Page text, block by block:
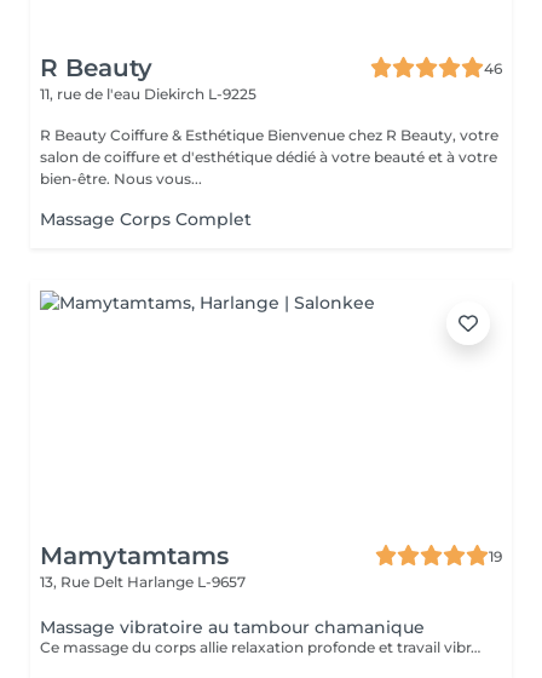
R Beauty
46
11, rue de l'eau Diekirch L-9225
R Beauty Coiffure & Esthétique Bienvenue chez R Beauty, votre
salon de coiffure et d'esthétique dédié à votre beauté et à votre
bien-être. Nous vous...
Massage Corps Complet
Mamytamtams
19
13, Rue Delt Harlange L-9657
Massage vibratoire au tambour chamanique
Ce massage du corps allie relaxation profonde et travail vibratoire. Grâce au tambour chamanique qui roule délicatement sur le corps, les vibrations pénètrent en profondeur et agissent sur les tensions physiques et énergétiques. Ce soin permet de : relâcher les tensions du corps apaiser les douleurs articulaires et inflammatoires accompagner les douleurs chroniques réharmoniser l'énergie du corps La vibration du tambour agit comme une onde qui traverse le corps, aidant à débloquer, détendre et rééquilibrer. Un soin puissant qui invite le corps à se libérer, se détendre et retrouver son harmonie naturelle.